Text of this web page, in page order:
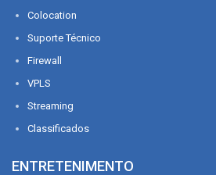
Colocation
Suporte Técnico
Firewall
VPLS
Streaming
Classificados
ENTRETENIMENTO